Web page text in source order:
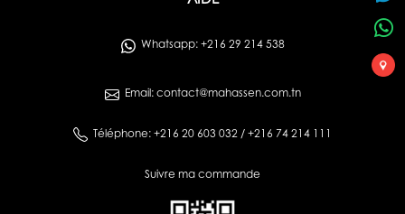
Whatsapp: +216 29 214 538
Email: contact@mahassen.com.tn
Téléphone: +216 20 603 032 / +216 74 214 111
Suivre ma commande